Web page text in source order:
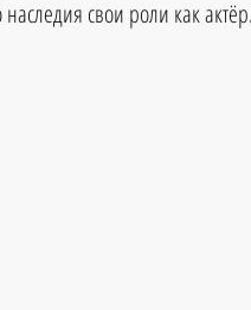
свои роли как